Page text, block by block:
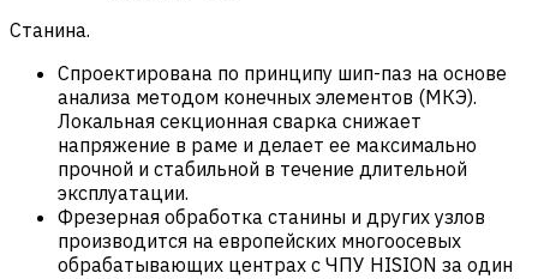
Станина.
Спроектирована по принципу шип-паз на основе
анализа методом конечных элементов (МКЭ).
Локальная секционная сварка снижает
напряжение в раме и делает ее максимально
прочной и стабильной в течение длительной
эксплуатации.
Фрезерная обработка станины и других узлов
производится на европейских многоосевых
обрабатывающих центрах с ЧПУ HISION за один